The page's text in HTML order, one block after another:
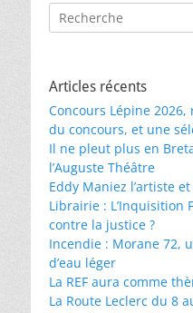
Rechercher :
Articles récents
Concours Lépine
du concours, et une
Il ne pleut plus en
l’Auguste Théâtre
Eddy Maniez l’artiste
Librairie : L’Inquisition
contre la justice ?
Incendie : Morane 72,
d’eau léger
La REF aura comme
La Route Leclerc du 8